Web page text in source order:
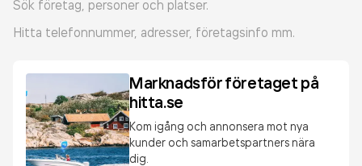
Sök företag, personer och platser.
Hitta telefonnummer, adresser, företagsinfo mm.
Marknadsför företaget på
hitta.se
Kom igång och annonsera mot nya
kunder och samarbetspartners nära
dig.